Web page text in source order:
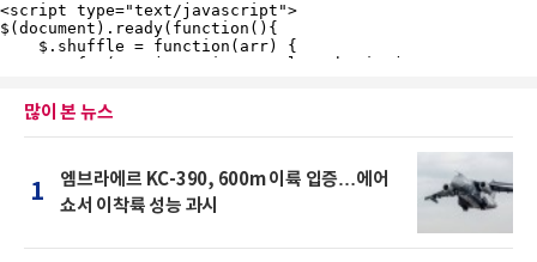
많이 본 뉴스
1
엠브라에르 KC-390, 600m 이륙 입증…에어
쇼서 이착륙 성능 과시